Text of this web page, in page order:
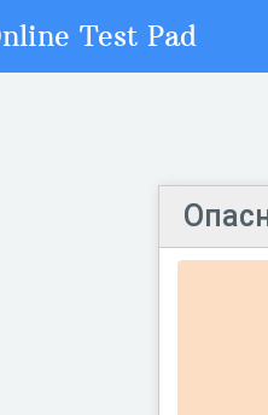
Test Pad